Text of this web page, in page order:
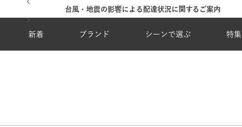
台風・地震の影響による配達状況に関するご案内
新着 ブランド シーンで選ぶ 特集